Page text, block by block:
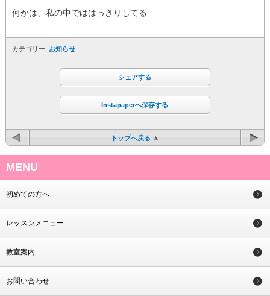
何かは、私の中でははっきりしてる
カテゴリー: お知らせ
シェアする
Instapaperへ保存する
トップへ戻る
MENU
初めての方へ
レッスンメニュー
教室案内
お問い合わせ